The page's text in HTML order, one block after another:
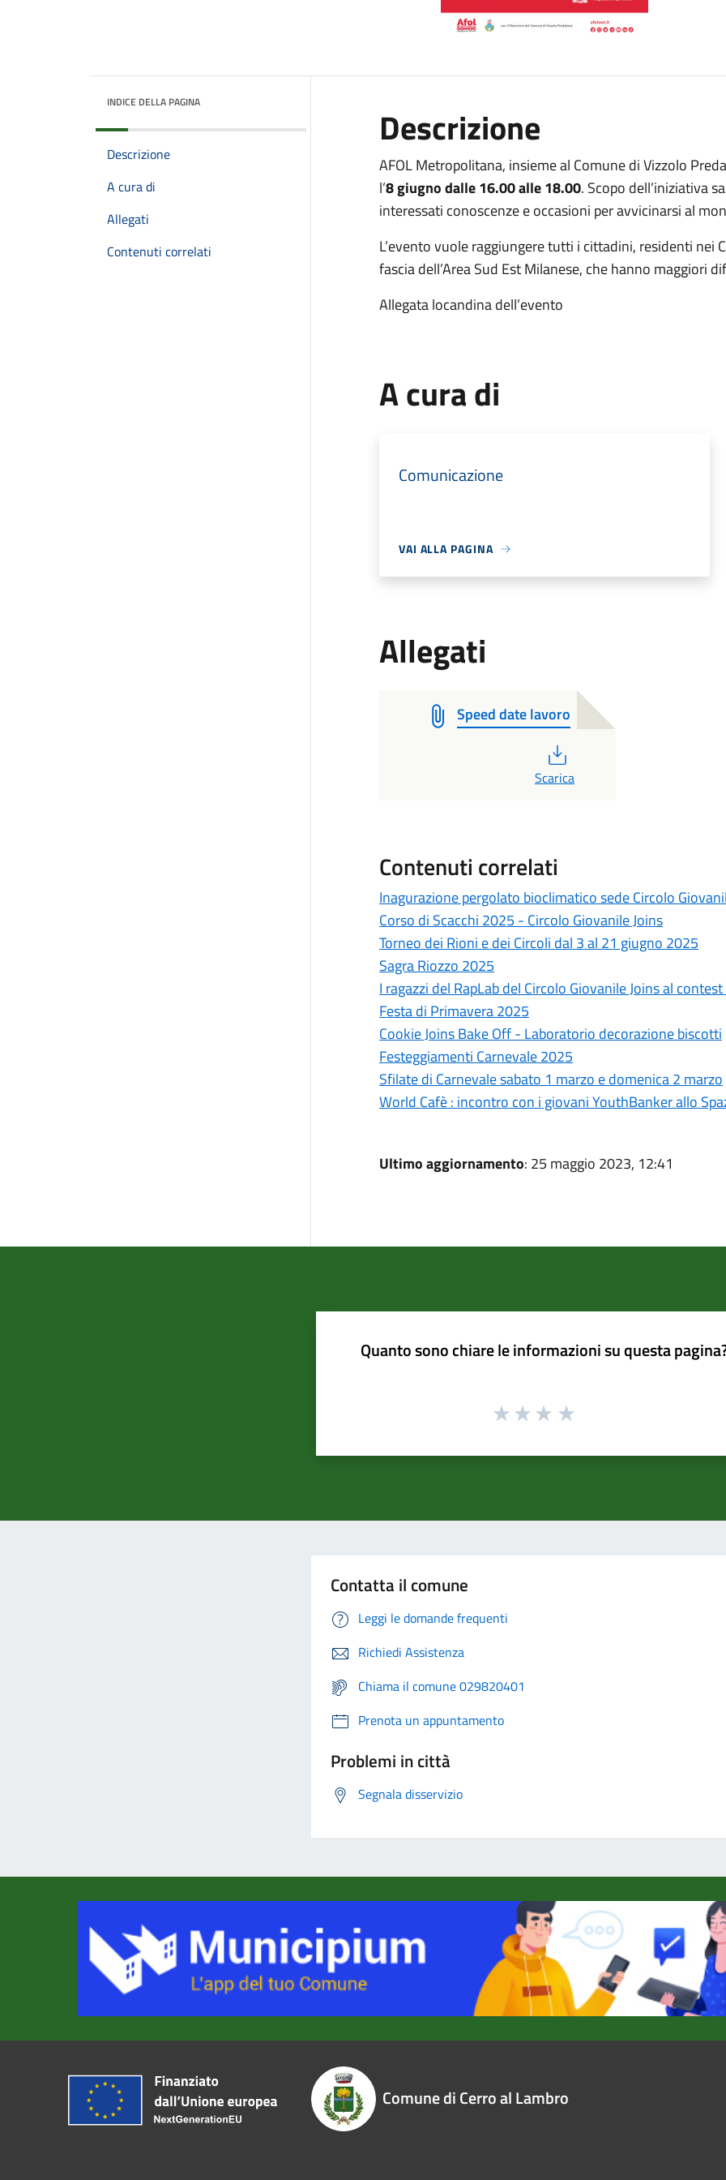
INDICE DELLA PAGINA
Descrizione
A cura di
Allegati
Contenuti correlati
Descrizione
AFOL Metropolitana, insieme al Comune di Vizzolo
l’8 giugno dalle 16.00 alle 18.00. Scopo dell’iniziativa
interessati conoscenze e occasioni per avvicinarsi al
L’evento vuole raggiungere tutti i cittadini, residenti nei
fascia dell’Area Sud Est Milanese, che hanno maggiori
Allegata locandina dell’evento
A cura di
Comunicazione
VAI ALLA PAGINA
Allegati
Speed date lavoro
Scarica
Contenuti correlati
Inagurazione pergolato bioclimatico sede Circolo
Corso di Scacchi 2025 - Circolo Giovanile Joins
Torneo dei Rioni e dei Circoli dal 3 al 21 giugno 2025
Sagra Riozzo 2025
I ragazzi del RapLab del Circolo Giovanile Joins al
Festa di Primavera 2025
Cookie Joins Bake Off - Laboratorio decorazione biscotti
Festeggiamenti Carnevale 2025
Sfilate di Carnevale sabato 1 marzo e domenica 2 marzo
World Cafè : incontro con i giovani YouthBanker allo
Ultimo aggiornamento: 25 maggio 2023, 12:41
Quanto sono chiare le informazioni su questa
Contatta il comune
Leggi le domande frequenti
Richiedi Assistenza
Chiama il comune 029820401
Prenota un appuntamento
Problemi in città
Segnala disservizio
Comune di Cerro al Lambro